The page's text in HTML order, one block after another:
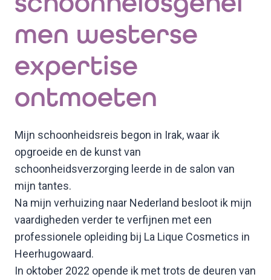
men westerse
expertise
ontmoeten
Mijn schoonheidsreis begon in Irak, waar ik
opgroeide en de kunst van
schoonheidsverzorging leerde in de salon van
mijn tantes.
Na mijn verhuizing naar Nederland besloot ik mijn
vaardigheden verder te verfijnen met een
professionele opleiding bij La Lique Cosmetics in
Heerhugowaard.
In oktober 2022 opende ik met trots de deuren van